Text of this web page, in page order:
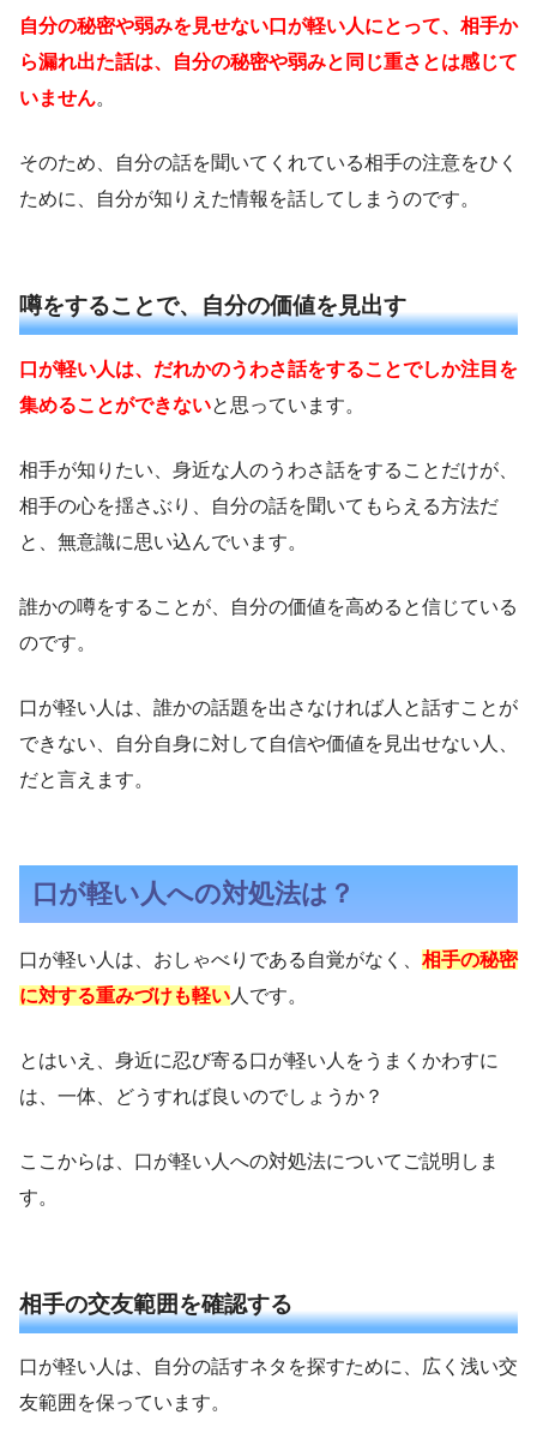
自分の秘密や弱みを見せない口が軽い人にとって、相手か
ら漏れ出た話は、自分の秘密や弱みと同じ重さとは感じて
いません。
そのため、自分の話を聞いてくれている相手の注意をひく
ために、自分が知りえた情報を話してしまうのです。
噂をすることで、自分の価値を見出す
口が軽い人は、だれかのうわさ話をすることでしか注目を
集めることができないと思っています。
相手が知りたい、身近な人のうわさ話をすることだけが、
相手の心を揺さぶり、自分の話を聞いてもらえる方法だ
と、無意識に思い込んでいます。
誰かの噂をすることが、自分の価値を高めると信じている
のです。
口が軽い人は、誰かの話題を出さなければ人と話すことが
できない、自分自身に対して自信や価値を見出せない人、
だと言えます。
口が軽い人への対処法は？
口が軽い人は、おしゃべりである自覚がなく、 相手の秘密
に対する重みづけも軽い人です。
とはいえ、身近に忍び寄る口が軽い人をうまくかわすに
は、一体、どうすれば良いのでしょうか？
ここからは、口が軽い人への対処法についてご説明しま
す。
相手の交友範囲を確認する
口が軽い人は、自分の話すネタを探すために、広く浅い交
友範囲を保っています。